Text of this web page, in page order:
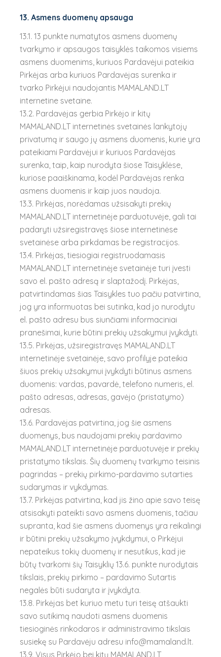
13. Asmens duomenų apsauga
13.1. 13 punkte numatytos asmens duomenų
tvarkymo ir apsaugos taisyklės taikomos visiems
asmens duomenims, kuriuos Pardavėjui pateikia
Pirkėjas arba kuriuos Pardavėjas surenka ir
tvarko Pirkėjui naudojantis MAMALAND.LT
internetine svetaine.
13.2. Pardavėjas gerbia Pirkėjo ir kitų
MAMALAND.LT internetinės svetainės lankytojų
privatumą ir saugo jų asmens duomenis, kurie yra
pateikiami Pardavėjui ir kuriuos Pardavėjas
surenka, taip, kaip nurodyta šiose Taisyklėse,
kuriose paaiškinama, kodėl Pardavėjas renka
asmens duomenis ir kaip juos naudoja.
13.3. Pirkėjas, norėdamas užsisakyti prekių
MAMALAND.LT internetinėje parduotuvėje, gali tai
padaryti užsiregistravęs šiose internetinėse
svetainėse arba pirkdamas be registracijos.
13.4. Pirkėjas, tiesiogiai registruodamasis
MAMALAND.LT internetinėje svetainėje turi įvesti
savo el. pašto adresą ir slaptažodį. Pirkėjas,
patvirtindamas šias Taisykles tuo pačiu patvirtina,
jog yra informuotas bei sutinka, kad jo nurodytu
el. pašto adresu bus siunčiami informaciniai
pranešimai, kurie būtini prekių užsakymui įvykdyti.
13.5. Pirkėjas, užsiregistravęs MAMALAND.LT
internetinėje svetainėje, savo profilyje pateikia
šiuos prekių užsakymui įvykdyti būtinus asmens
duomenis: vardas, pavardė, telefono numeris, el.
pašto adresas, adresas, gavėjo (pristatymo)
adresas.
13.6. Pardavėjas patvirtina, jog šie asmens
duomenys, bus naudojami prekių pardavimo
MAMALAND.LT internetinėje parduotuvėje ir prekių
pristatymo tikslais. Šių duomenų tvarkymo teisinis
pagrindas – prekių pirkimo-pardavimo sutarties
sudarymas ir vykdymas.
13.7. Pirkėjas patvirtina, kad jis žino apie savo teisę
atsisakyti pateikti savo asmens duomenis, tačiau
supranta, kad šie asmens duomenys yra reikalingi
ir būtini prekių užsakymo įvykdymui, o Pirkėjui
nepateikus tokių duomenų ir nesutikus, kad jie
būtų tvarkomi šių Taisyklių 13.6. punkte nurodytais
tikslais, prekių pirkimo – pardavimo Sutartis
negalės būti sudaryta ir įvykdyta.
13.8. Pirkėjas bet kuriuo metu turi teisę atšaukti
savo sutikimą naudoti asmens duomenis
tiesioginės rinkodaros ir administravimo tikslais
susiekę su Pardavėju adresu info@mamaland.lt.
13.9. Visus Pirkėjo bei kitų MAMALAND.LT